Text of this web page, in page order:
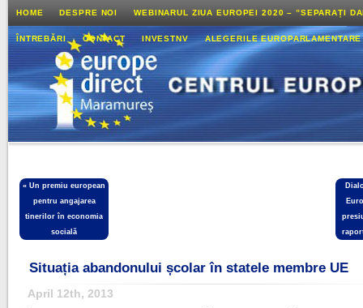
HOME DESPRE NOI WEBINARUL ZIUA EUROPEI 2020 – ”SEPARAȚI
ÎNTREBĂRI CONTACT INVESTNV ALEGERILE
«Un premiu european
pentru angajarea
tinerilor în economia
socială
Situația abandonului școlar în statele membre UE
April 12th, 2013